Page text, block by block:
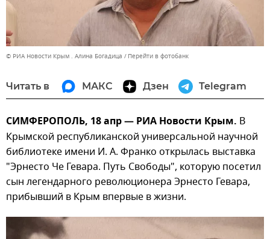
© РИА Новости Крым . Алина Богадица Перейти в фотобанк
Читать в МАКС Дзен Telegram
СИМФЕРОПОЛЬ, 18 апр — РИА Новости Крым. В
Крымской республиканской универсальной научной
библиотеке имени И. А. Франко открылась выставка
"Эрнесто Че Гевара. Путь Свободы", которую посетил
сын легендарного революционера Эрнесто Гевара,
прибывший в Крым впервые в жизни.